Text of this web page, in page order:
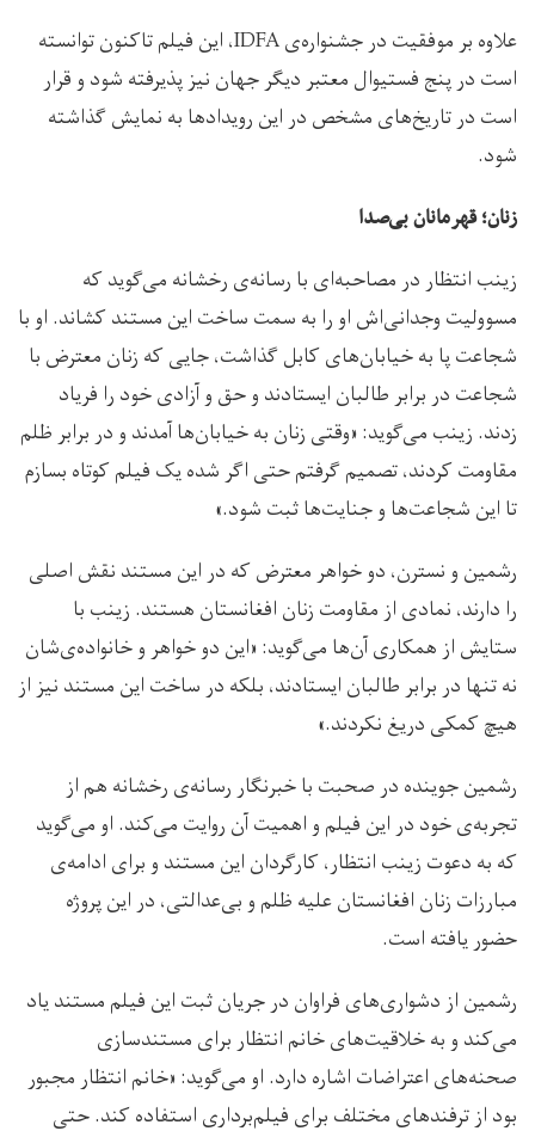
علاوه بر موفقیت در جشنواره‌ی IDFA، این فیلم تاکنون توانسته
است در پنج فستیوال معتبر دیگر جهان نیز پذیرفته شود و قرار
است در تاریخ‌های مشخص در این رویدادها به نمایش گذاشته
شود.
زنان؛ قهرمانان بی‌صدا
زینب انتظار در مصاحبه‌ای با رسانه‌ی رخشانه می‌گوید که
مسوولیت وجدانی‌اش او را به سمت ساخت این مستند کشاند. او با
شجاعت پا به خیابان‌های کابل گذاشت، جایی که زنان معترض با
شجاعت در برابر طالبان ایستادند و حق و آزادی خود را فریاد
زدند. زینب می‌گوید: «وقتی زنان به خیابان‌ها آمدند و در برابر ظلم
مقاومت کردند، تصمیم گرفتم حتی اگر شده یک فیلم کوتاه بسازم
تا این شجاعت‌ها و جنایت‌ها ثبت شود.»
رشمین و نسترن، دو خواهر معترض که در این مستند نقش اصلی
را دارند، نمادی از مقاومت زنان افغانستان هستند. زینب با
ستایش از همکاری آن‌ها می‌گوید: «این دو خواهر و خانواده‌‌ی‌شان
نه تنها در برابر طالبان ایستادند، بلکه در ساخت این مستند نیز از
هیچ کمکی دریغ نکردند.»
رشمین جوینده در صحبت با خبرنگار رسانه‌ی رخشانه هم از
تجربه‌ی خود در این فیلم و اهمیت آن روایت می‌کند. او می‌گوید
که به دعوت زینب انتظار، کارگردان این مستند و برای ادامه‌ی
مبارزات زنان افغانستان علیه ظلم و بی‌عدالتی، در این پروژه
حضور یافته است.
رشمین از دشواری‌های فراوان در جریان ثبت این فیلم مستند یاد
می‌کند و به خلاقیت‌های خانم انتظار برای مستندسازی
صحنه‌های اعتراضات اشاره دارد. او می‌گوید: «خانم انتظار مجبور
بود از ترفندهای مختلف برای فیلم‌برداری استفاده کند. حتی